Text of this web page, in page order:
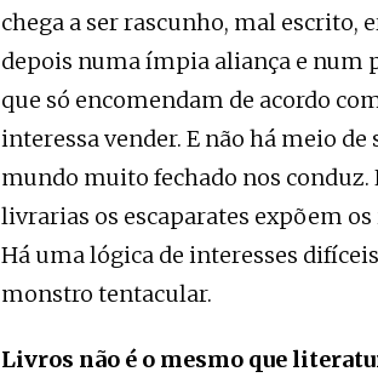
chega a ser rascunho, mal escrito,
depois numa ímpia aliança e num
que só encomendam de acordo
interessa vender. E não há meio
mundo muito fechado nos conduz.
livrarias os escaparates expõem
Há uma lógica de interesses
monstro tentacular.
Livros não é o mesmo que